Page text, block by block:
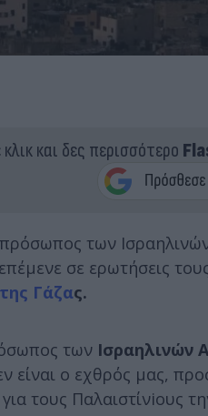
και δες περισσότερο
των
σε ερωτήσεις
Γάζας.
των Ισραηλινών
είναι ο εχθρός μας,
για τους